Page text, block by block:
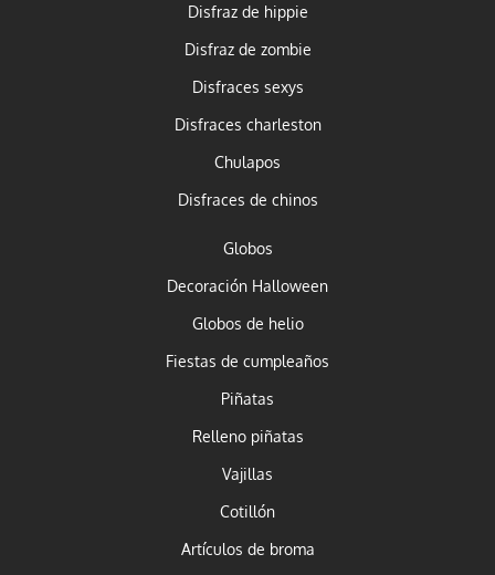
Disfraz de hippie
Disfraz de zombie
Disfraces sexys
Disfraces charleston
Chulapos
Disfraces de chinos
Globos
Decoración Halloween
Globos de helio
Fiestas de cumpleaños
Piñatas
Relleno piñatas
Vajillas
Cotillón
Artículos de broma